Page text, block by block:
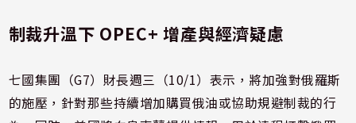
制裁升溫下 OPEC+ 增產與經濟疑慮
七國集團（G7）財長週三（10/1）表示，將加強對俄羅斯
的施壓，針對那些持續增加購買俄油或協助規避制裁的行